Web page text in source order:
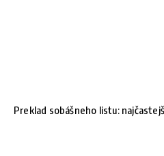
Preklad sobášneho listu: